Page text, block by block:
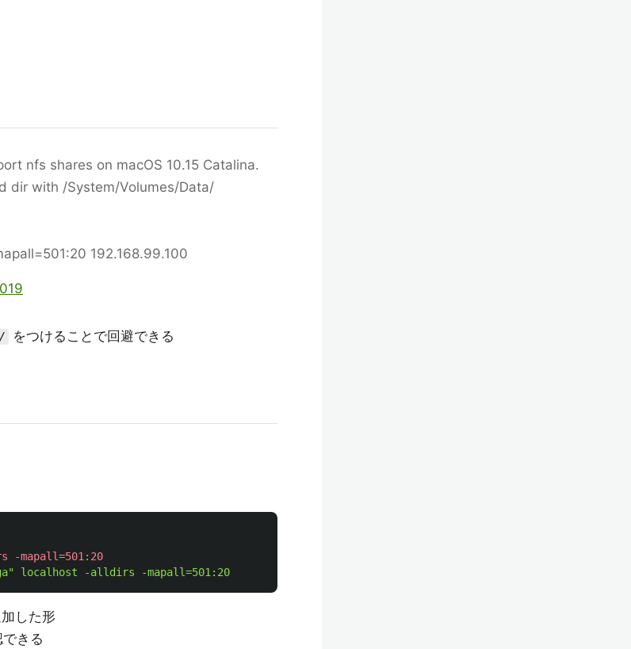
nfs shares on macOS 10.15 Catalina.
dir with /System/Volumes/Data/
192.168.99.100
をつけることで回避できる
した形
きる